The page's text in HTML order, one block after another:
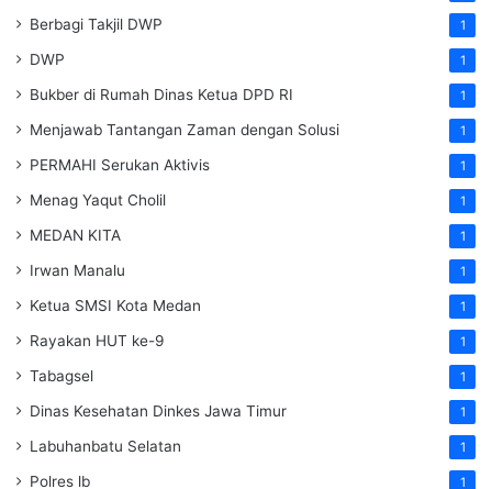
Berbagi Takjil DWP 1
DWP 1
Bukber di Rumah Dinas Ketua DPD RI 1
Menjawab Tantangan Zaman dengan Solusi 1
PERMAHI Serukan Aktivis 1
Menag Yaqut Cholil 1
MEDAN KITA 1
Irwan Manalu 1
Ketua SMSI Kota Medan 1
Rayakan HUT ke-9 1
Tabagsel 1
Dinas Kesehatan Dinkes Jawa Timur 1
Labuhanbatu Selatan 1
Polres lb 1